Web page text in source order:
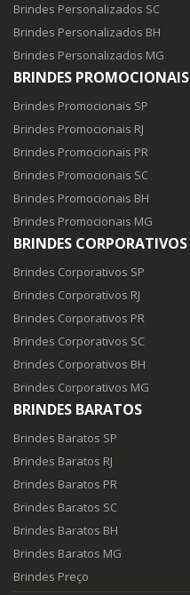
Brindes Personalizados SC
Brindes Personalizados BH
Brindes Personalizados MG
BRINDES PROMOCIONAIS
Brindes Promocionais SP
Brindes Promocionais RJ
Brindes Promocionais PR
Brindes Promocionais SC
Brindes Promocionais BH
Brindes Promocionais MG
BRINDES CORPORATIVOS
Brindes Corporativos SP
Brindes Corporativos RJ
Brindes Corporativos PR
Brindes Corporativos SC
Brindes Corporativos BH
Brindes Corporativos MG
BRINDES BARATOS
Brindes Baratos SP
Brindes Baratos RJ
Brindes Baratos PR
Brindes Baratos SC
Brindes Baratos BH
Brindes Baratos MG
Brindes Preço